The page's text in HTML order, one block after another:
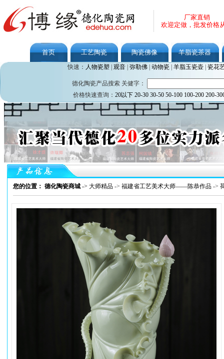
厂家直销
欢迎定做，批发价格
首页 工艺陶瓷 陶瓷佛像 羊脂瓷茶器
快速： 人物瓷塑 观音| 弥勒佛| 动物瓷| 羊脂玉瓷壶| 瓷花
德化陶瓷产品搜索 关健字：
价格快速查询： 20以下 20-30 30-50 50-100 100-200 200-
您的位置： 德化陶瓷商城 -> 大师精品 -> 福建省工艺美术大师——陈恭作品 ->